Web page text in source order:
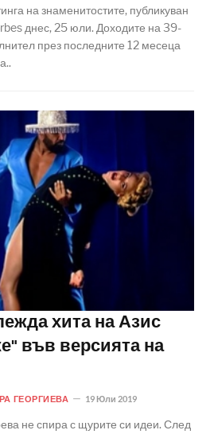
на знаменитостите, публикуван
днес, 25 юли. Доходите на 39-
през последните 12 месеца
хита на Азис
във версията на
ГЕОРГИЕВА 19 Юли 2019
не спира с щурите си идеи. След